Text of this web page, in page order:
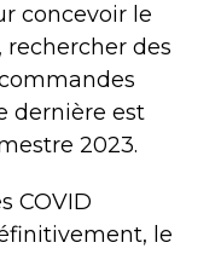
concevoir le
, rechercher des
dernière est
2023.
COVID
le